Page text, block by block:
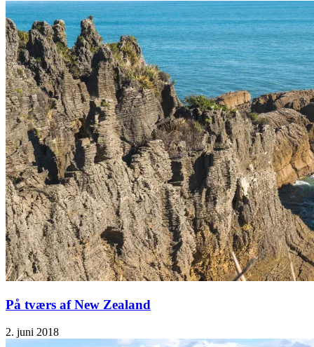
På tværs af New Zealand
2. juni 2018